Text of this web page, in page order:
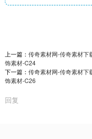
上一篇： 传奇素材网-传奇素材下
饰素材-C24
下一篇： 传奇素材网-传奇素材下
饰素材-C26
回复